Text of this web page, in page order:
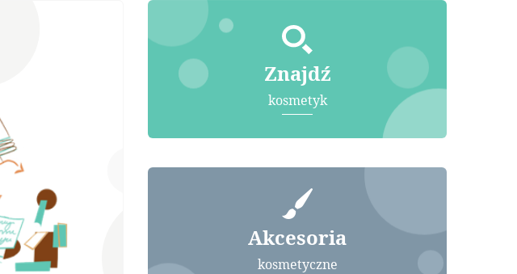
Znajdź
kosmetyk
Akcesoria
kosmetyczne